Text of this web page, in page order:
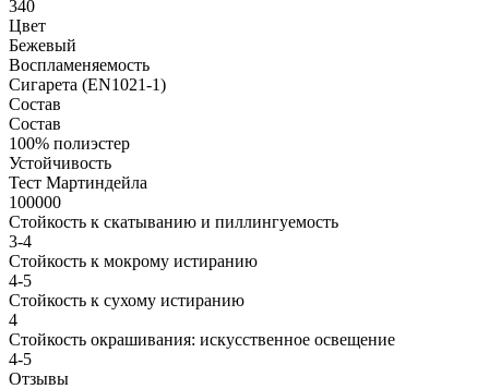
340
Цвет
Бежевый
Воспламеняемость
Сигарета (EN1021-1)
Состав
Состав
100% полиэстер
Устойчивость
Тест Мартиндейла
100000
Стойкость к скатыванию и пиллингуемость
3-4
Стойкость к мокрому истиранию
4-5
Стойкость к сухому истиранию
4
Стойкость окрашивания: искусственное освещение
4-5
Отзывы